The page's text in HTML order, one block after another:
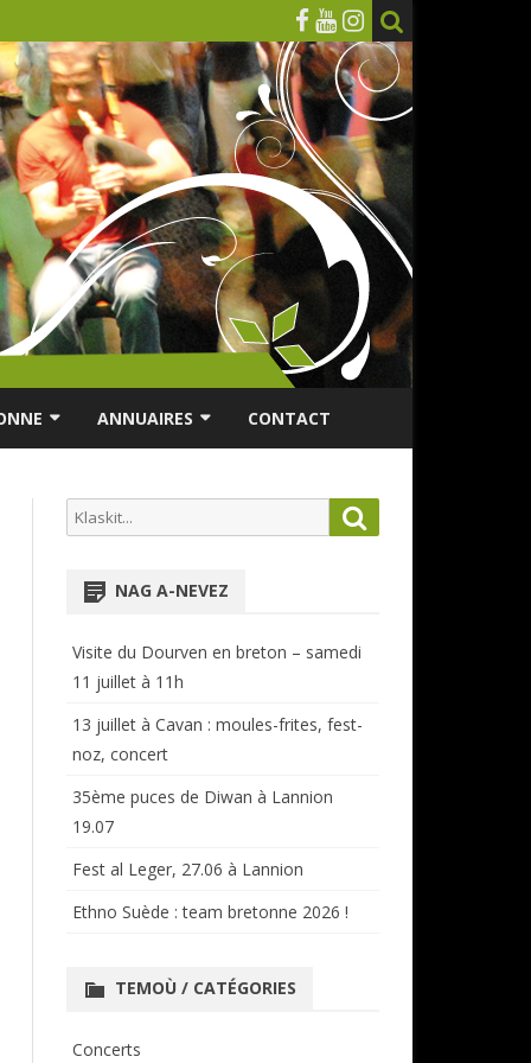
ANNUAIRES
ANNUAIRES DES MUSICIENS
CONTACT
Search
for:
NAG A-NEVEZ
Visite du Dourven en breton – samedi
11 juillet à 11h
13 juillet à Cavan : moules-frites, fest-
noz, concert
35ème puces de Diwan à Lannion
19.07
Fest al Leger, 27.06 à Lannion
Ethno Suède : team bretonne 2026 !
TEMOÙ / CATÉGORIES
Concerts